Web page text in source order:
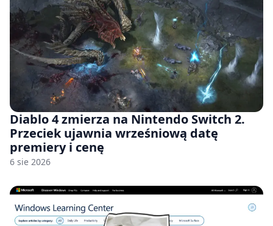
Diablo 4 zmierza na Nintendo Switch 2.
Przeciek ujawnia wrześniową datę
premiery i cenę
6 sie 2026